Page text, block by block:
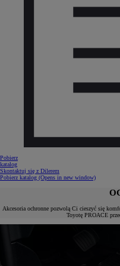
Pobierz
katalog
Skontaktuj się z Dilerem
Pobierz katalog (Opens in new window)
Akcesoria ochronne pozwolą Ci cieszyć się
Toyotę PROACE